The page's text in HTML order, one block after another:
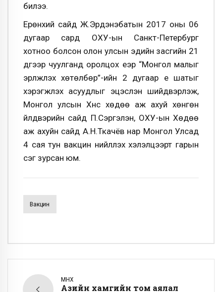
билээ.
Ерөнхий сайд Ж.Эрдэнэбатын 2017 оны 06
дугаар сард ОХУ-ын Санкт-Петербург
хотноо болсон олон улсын эдийн засгийн 21
дүгээр чуулганд оролцох үеэр “Монгол малыг
эрүүлжүүлэх хөтөлбөр”-ийн 2 дугаар үе шатыг
хэрэгжүүлэх асуудлыг эцэслэн шийдвэрлэж,
Монгол улсын Хүнс хөдөө аж ахуй хөнгөн
үйлдвэрийн сайд П.Сэргэлэн, ОХУ-ын Хөдөө
аж ахуйн сайд А.Н.Ткачёв нар Монгол Улсад
4 сая тун вакцин нийлүүлэх хэлэлцээрт гарын
үсэг зурсан юм.
Вакцин
ӨМНӨХ
Азийн хамгийн том аялал